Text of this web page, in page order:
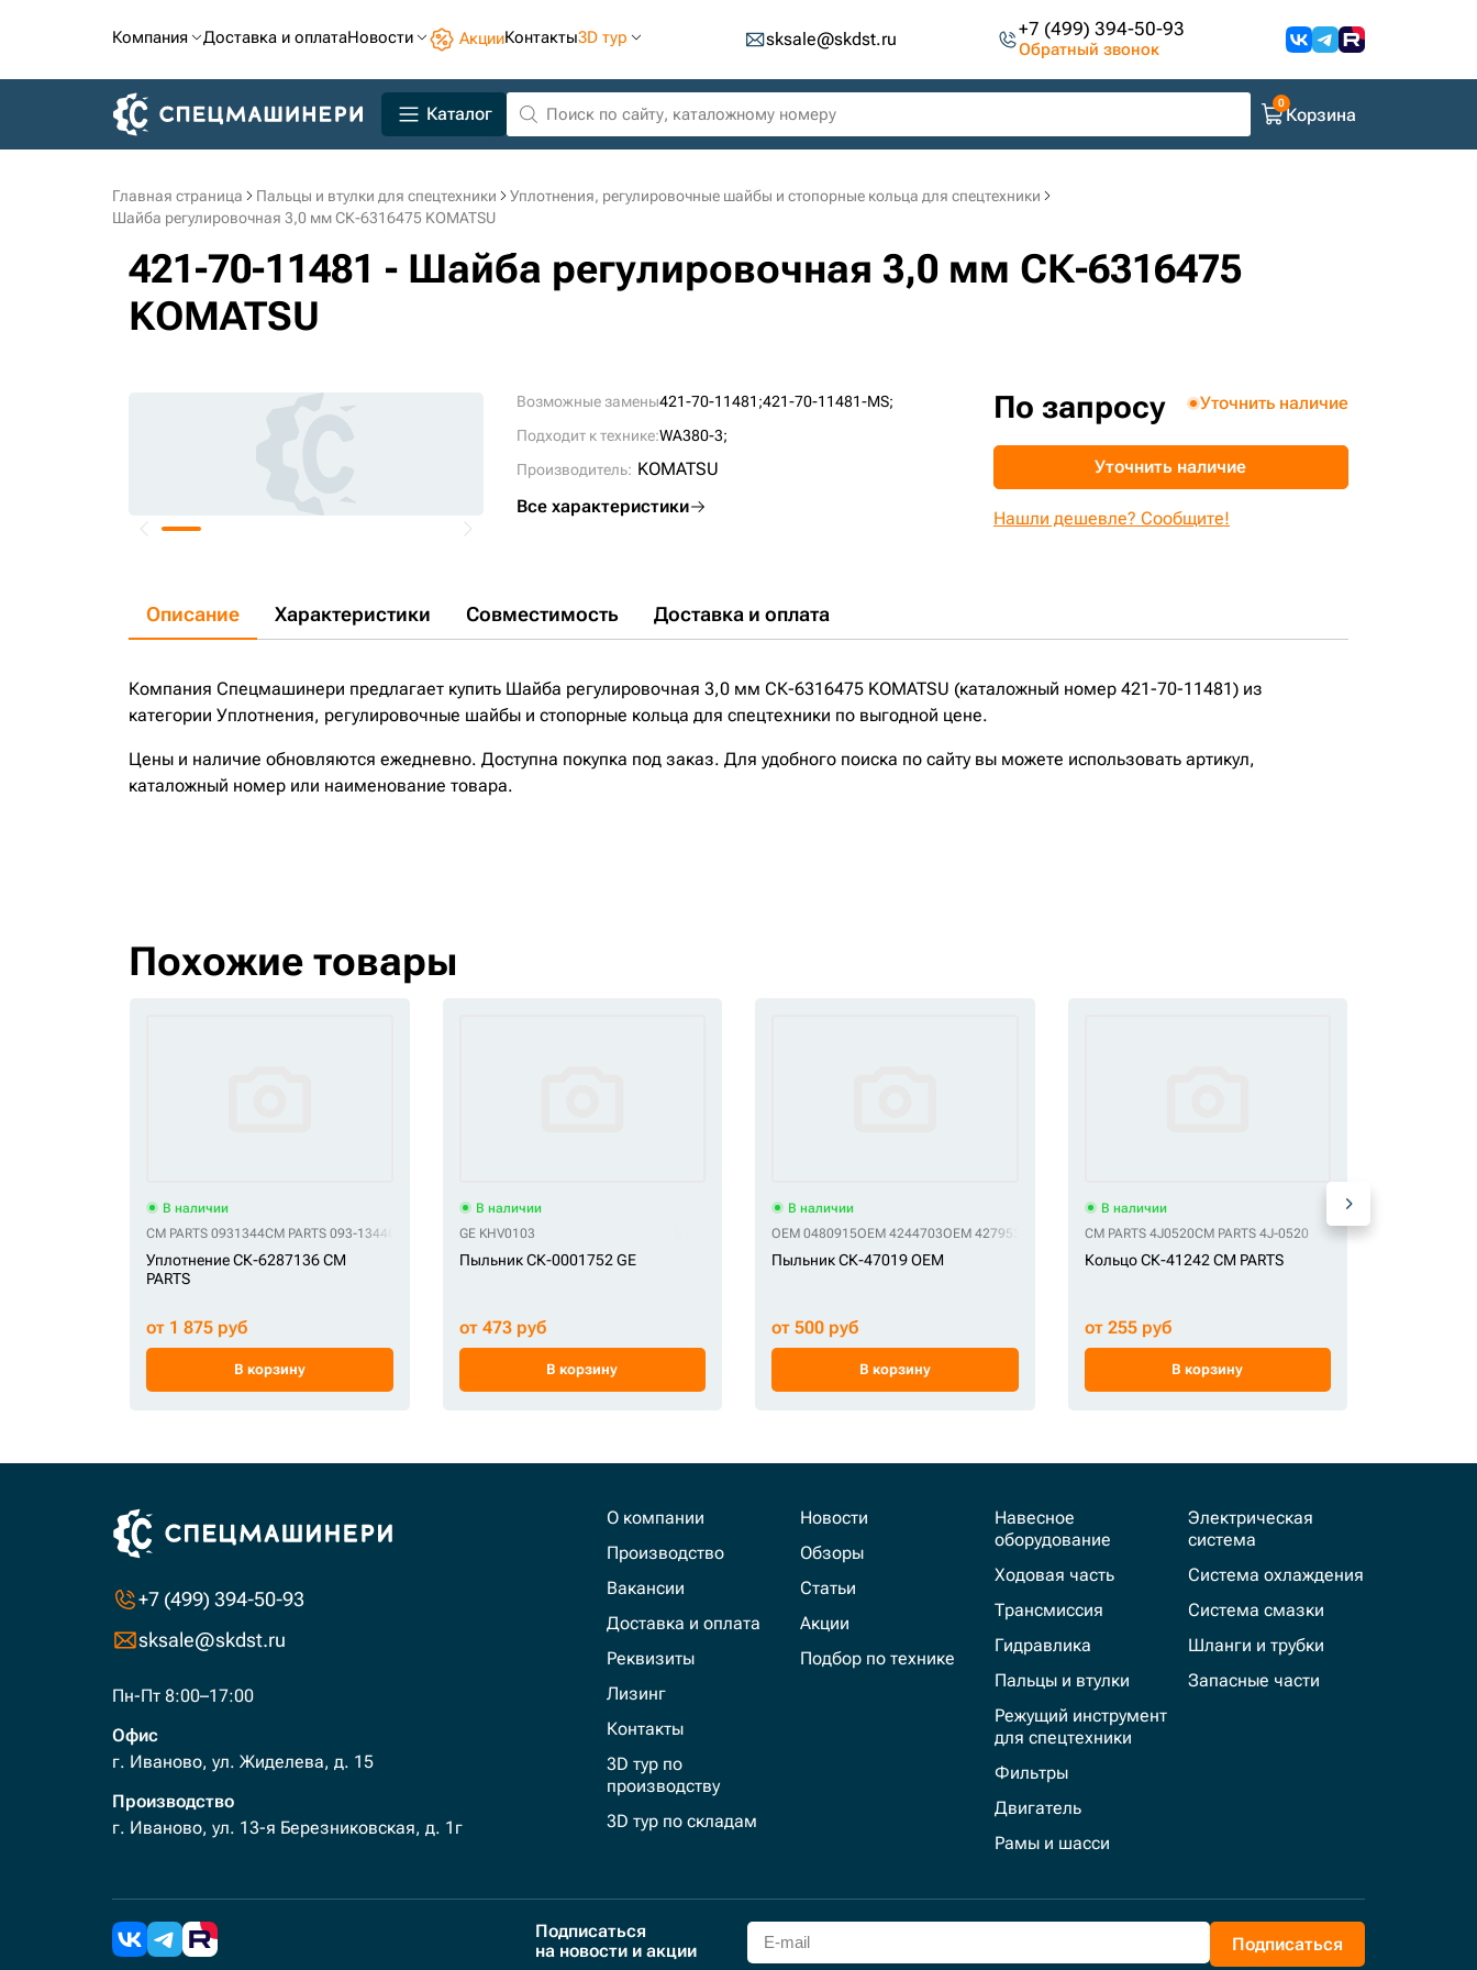
Компания Доставка и оплатаНовости АкцииКонтакты3D тур sksale@skdst.ru +7 (499) 394-50-93
Обратный звонок
Каталог Корзина
Главная страница Пальцы и втулки для спецтехники
Уплотнения, регулировочные шайбы и стопорные кольца для спецтехники
Шайба регулировочная 3,0 мм СК-6316475 KOMATSU
421-70-11481 - Шайба регулировочная 3,0 мм СК-6316475
KOMATSU
Возможные замены421-70-11481;421-70-11481-MS;
Подходит к технике:WA380-3;
Производитель: KOMATSU
Все характеристики
По запросу Уточнить наличие
Уточнить наличие
Нашли дешевле? Сообщите!
Описание Характеристики Совместимость Доставка и оплата
Компания Спецмашинери предлагает купить Шайба регулировочная 3,0 мм СК-6316475 KOMATSU (каталожный номер 421-70-11481) из
категории Уплотнения, регулировочные шайбы и стопорные кольца для спецтехники по выгодной цене.
Цены и наличие обновляются ежедневно. Доступна покупка под заказ. Для удобного поиска по сайту вы можете использовать артикул,
каталожный номер или наименование товара.
Похожие товары
В наличии
CM PARTS 0931344CM PARTS 093-1344 CM PARTS 3678467CM PARTS 367-8467
Уплотнение СК-6287136 CM
PARTS
от 1 875 руб
В корзину
В наличии
GE KHV0103
Пыльник СК-0001752 GE
от 473 руб
В корзину
В наличии
OEM 0480915OEM 4244703OEM 4279530 OEM 4347250OEM 4473086
Пыльник СК-47019 OEM
от 500 руб
В корзину
В наличии
CM PARTS 4J0520CM PARTS 4J-0520
Кольцо СК-41242 CM PARTS
от 255 руб
В корзину
+7 (499) 394-50-93
sksale@skdst.ru
Пн-Пт 8:00–17:00
Офис
г. Иваново, ул. Жиделева, д. 15
Производство
г. Иваново, ул. 13-я Березниковская, д. 1г
О компании
Производство
Вакансии
Доставка и оплата
Реквизиты
Лизинг
Контакты
3D тур по
производству
3D тур по складам
Новости
Обзоры
Статьи
Акции
Подбор по технике
Навесное
оборудование
Ходовая часть
Трансмиссия
Гидравлика
Пальцы и втулки
Режущий инструмент
для спецтехники
Фильтры
Двигатель
Рамы и шасси
Электрическая
система
Система охлаждения
Система смазки
Шланги и трубки
Запасные части
Подписаться
на новости и акции
Подписаться